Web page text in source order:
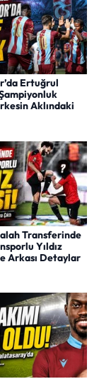
Ertuğrul
Aklındaki
Transferinde
Yıldız
Arkası Detaylar